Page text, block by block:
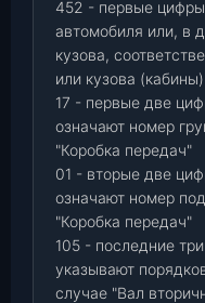
452 - первые
автомобиля или, в
кузова,
или кузова
17 - первые две
означают номер
"Коробка передач"
01 - вторые две
означают номер
"Коробка передач"
105 - последние
указывают
случае "Вал